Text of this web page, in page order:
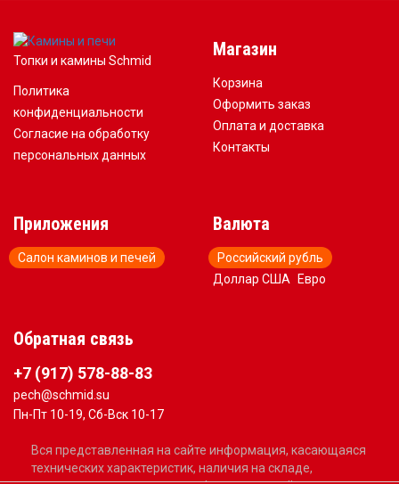
Топки и камины Schmid
Политика
конфиденциальности
Согласие на обработку
персональных данных
Магазин
Корзина
Оформить заказ
Оплата и доставка
Контакты
Приложения
Салон каминов и печей
Валюта
Российский рубль
Доллар США
Евро
Обратная связь
+7 (917) 578-88-83
pech@schmid.su
Пн-Пт 10-19, Сб-Вск 10-17
Вся представленная на сайте информация, касающаяся
технических характеристик, наличия на складе,